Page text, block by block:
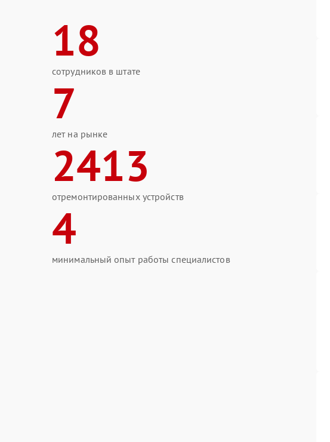
18
сотрудников в штате
7
лет на рынке
2413
отремонтированных устройств
4
минимальный опыт работы специалистов